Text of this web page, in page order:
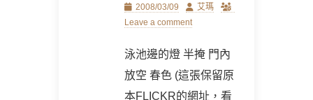
Posted
on
2008/03/09 Author
艾瑪
Leave a comment
泳池邊的燈 半掩 門內
放空 春色 (這張保留原
本FLICKR的網址，看